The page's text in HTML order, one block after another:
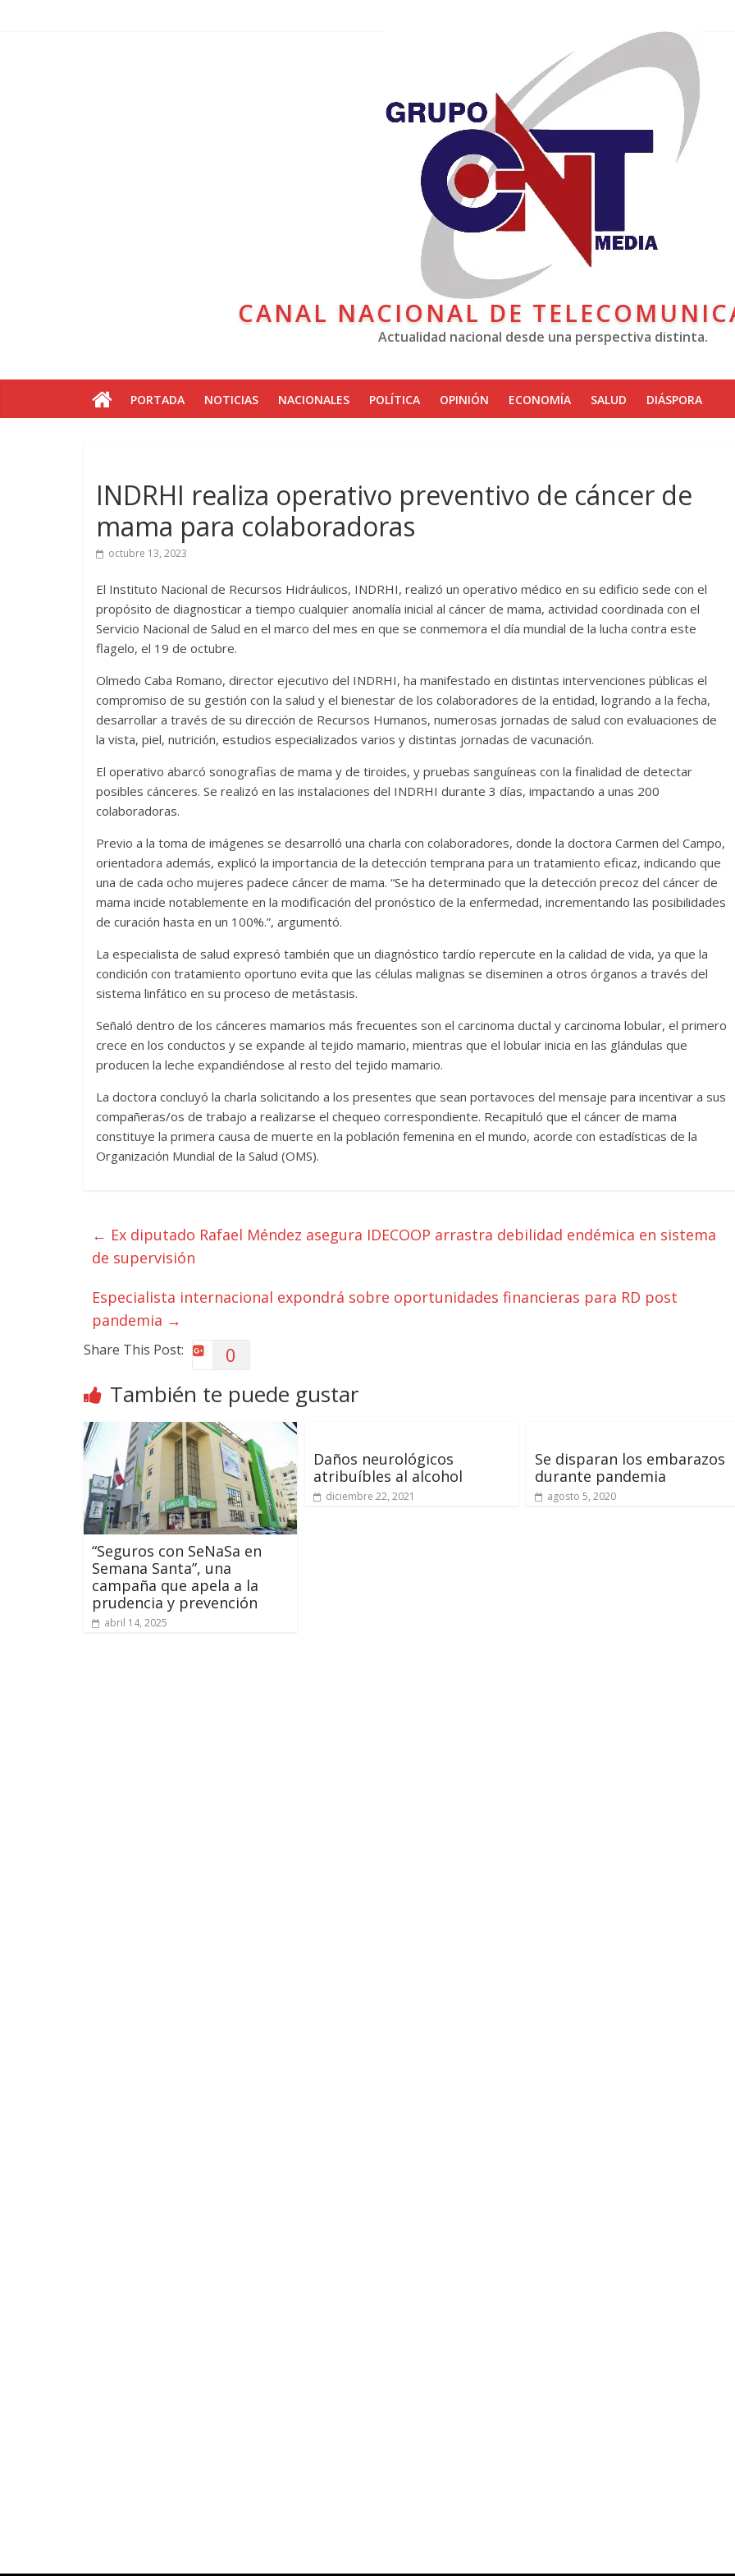
CANAL NACIONAL DE
Actualidad nacional desde una perspectiva distinta.
PORTADA NOTICIAS NACIONALES POLÍTICA OPINIÓN ECONOMÍA SALUD DIÁSPORA
INDRHI realiza operativo preventivo de cáncer de
mama para colaboradoras
octubre 13, 2023
El Instituto Nacional de Recursos Hidráulicos, INDRHI, realizó un operativo médico en su edificio sede con el
propósito de diagnosticar a tiempo cualquier anomalía inicial al cáncer de mama, actividad coordinada con el
Servicio Nacional de Salud en el marco del mes en que se conmemora el día mundial de la lucha contra este
flagelo, el 19 de octubre.
Olmedo Caba Romano, director ejecutivo del INDRHI, ha manifestado en distintas intervenciones públicas el
compromiso de su gestión con la salud y el bienestar de los colaboradores de la entidad, logrando a la fecha,
desarrollar a través de su dirección de Recursos Humanos, numerosas jornadas de salud con evaluaciones de
la vista, piel, nutrición, estudios especializados varios y distintas jornadas de vacunación.
El operativo abarcó sonografias de mama y de tiroides, y pruebas sanguíneas con la finalidad de detectar
posibles cánceres. Se realizó en las instalaciones del INDRHI durante 3 días, impactando a unas 200
colaboradoras.
Previo a la toma de imágenes se desarrolló una charla con colaboradores, donde la doctora Carmen del Campo,
orientadora además, explicó la importancia de la detección temprana para un tratamiento eficaz, indicando que
una de cada ocho mujeres padece cáncer de mama. “Se ha determinado que la detección precoz del cáncer de
mama incide notablemente en la modificación del pronóstico de la enfermedad, incrementando las posibilidades
de curación hasta en un 100%.”, argumentó.
La especialista de salud expresó también que un diagnóstico tardío repercute en la calidad de vida, ya que la
condición con tratamiento oportuno evita que las células malignas se diseminen a otros órganos a través del
sistema linfático en su proceso de metástasis.
Señaló dentro de los cánceres mamarios más frecuentes son el carcinoma ductal y carcinoma lobular, el primero
crece en los conductos y se expande al tejido mamario, mientras que el lobular inicia en las glándulas que
producen la leche expandiéndose al resto del tejido mamario.
La doctora concluyó la charla solicitando a los presentes que sean portavoces del mensaje para incentivar a sus
compañeras/os de trabajo a realizarse el chequeo correspondiente. Recapituló que el cáncer de mama
constituye la primera causa de muerte en la población femenina en el mundo, acorde con estadísticas de la
Organización Mundial de la Salud (OMS).
← Ex diputado Rafael Méndez asegura IDECOOP arrastra debilidad endémica en sistema
de supervisión
Especialista internacional expondrá sobre oportunidades financieras para RD post
pandemia →
Share This Post: 0
También te puede gustar
“Seguros con SeNaSa en
Semana Santa”, una
campaña que apela a la
prudencia y prevención
abril 14, 2025
Daños neurológicos
atribuíbles al alcohol
diciembre 22, 2021
Se disparan los embarazos
durante pandemia
agosto 5, 2020